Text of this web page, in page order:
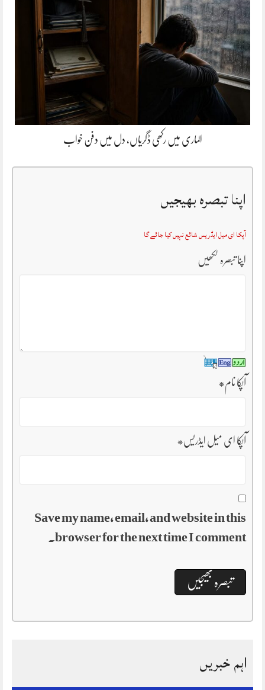
الماری میں رکھی ڈگریاں، دل میں دفن خواب
اپنا تبصرہ بھیجیں
آپکا ای میل ایڈریس شائع نہیں کیا جائے گا
اپنا تبصرہ لکھیں
آپکا نام*
آپکا ای میل ایڈریس*
Save my name, email, and website in this
browser for the next time I comment.
اہم خبریں